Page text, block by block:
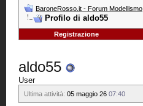
BaroneRosso.it - Forum Modellismo
Profilo di aldo55
Registrazione
aldo55
User
Ultima attività: 05 maggio 26 07:40